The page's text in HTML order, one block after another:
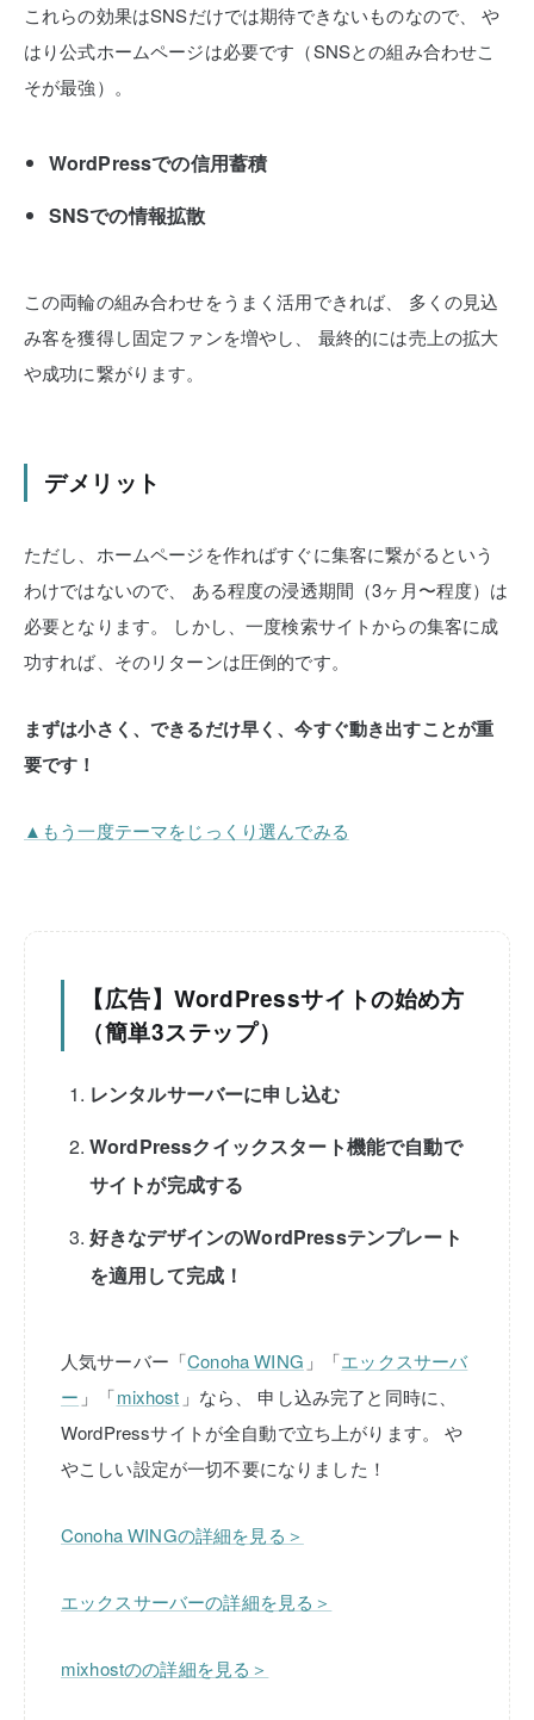
これらの効果はSNSだけでは期待できないものなので、
や
はり公式ホームページは必要です（SNSとの組み合わせこ
そが最強）。
WordPressでの信用蓄積
SNSでの情報拡散
この両輪の組み合わせをうまく活用できれば、
多くの見込
み客を獲得し固定ファンを増やし、
最終的には売上の拡大
や成功に繋がります。
デメリット
ただし、ホームページを作ればすぐに集客に繋がるという
わけではないので、
ある程度の浸透期間（3ヶ月〜程度）は
必要となります。
しかし、一度検索サイトからの集客に成
功すれば、そのリターンは圧倒的です。
まずは小さく、できるだけ早く、今すぐ動き出すことが重
要です！
▲もう一度テーマをじっくり選んでみる
【広告】WordPressサイトの始め方
（簡単3ステップ）
レンタルサーバーに申し込む
WordPressクイックスタート機能で自動で
サイトが完成する
好きなデザインのWordPressテンプレート
を適用して完成！
人気サーバー「Conoha WING 」「エックスサーバ
ー 」「mixhost 」なら、
申し込み完了と同時に、
WordPressサイトが全自動で立ち上がります。
や
やこしい設定が一切不要になりました！
Conoha WINGの詳細を見る＞
エックスサーバーの詳細を見る＞
mixhostのの詳細を見る＞